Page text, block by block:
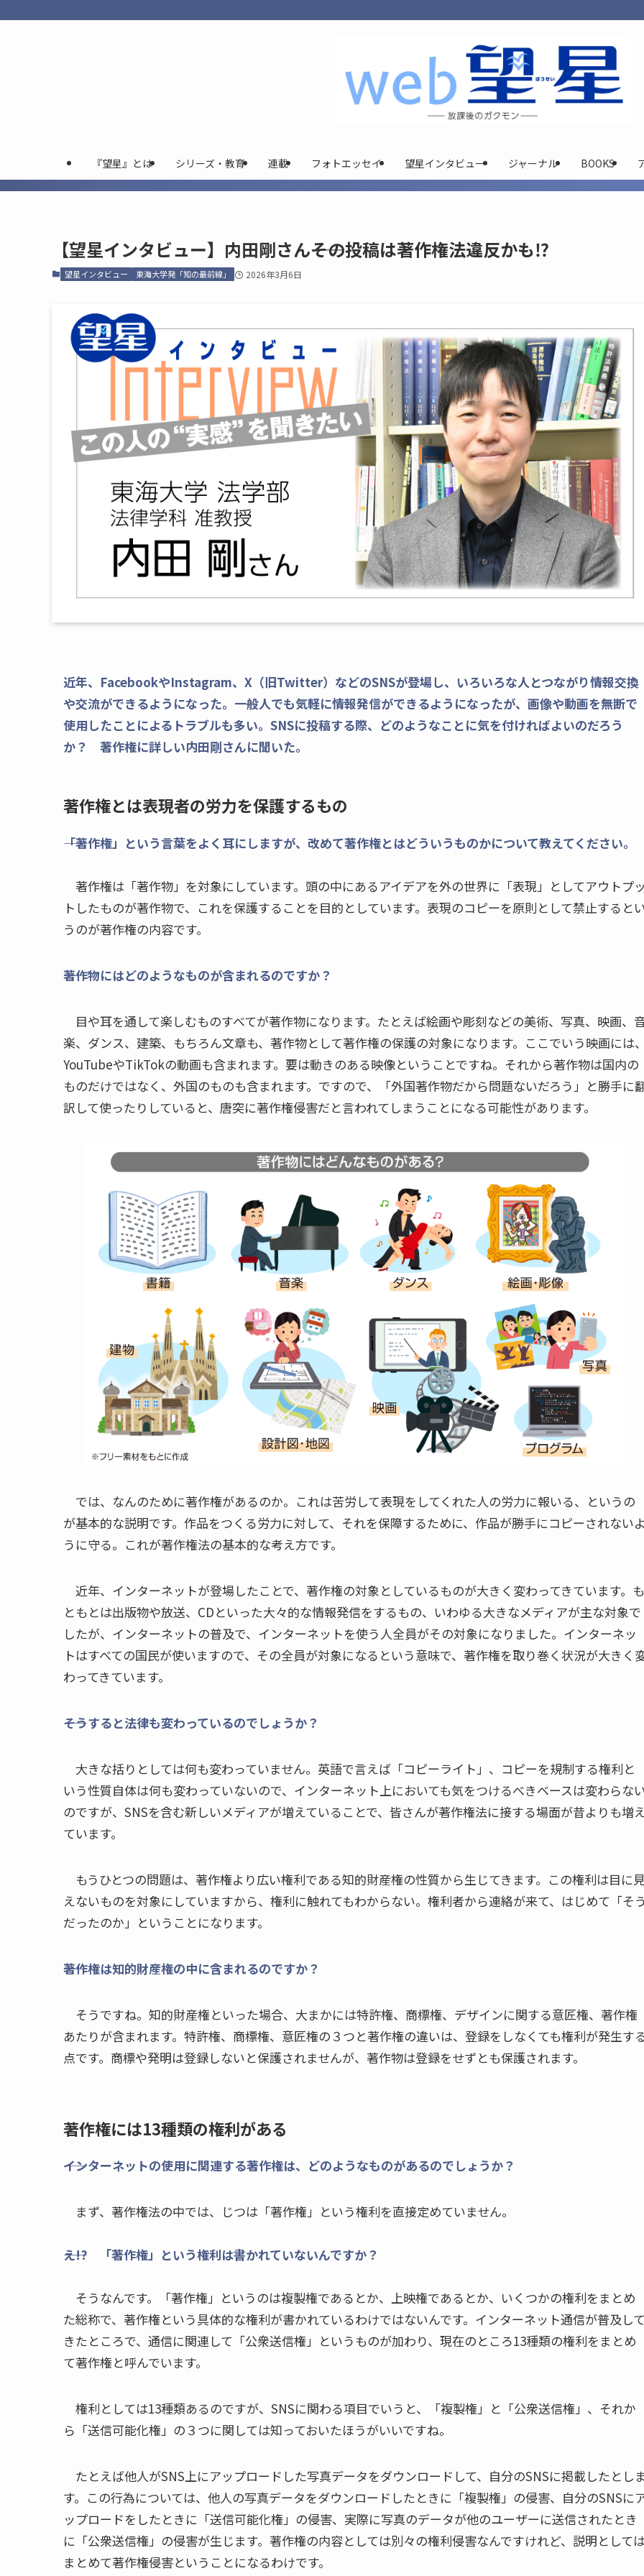
『望星』とは シリーズ・教育 連載 フォトエッセイ 望星インタビュー ジャーナル BOOKS
【望星インタビュー】内田剛さん――その投稿は著作権法違反かも⁉
望星インタビュー 東海大学発「知の最前線」 2026年3月6日
近年、FacebookやInstagram、X（旧Twitter）などのSNSが登場し、いろいろな人とつながり情報交換
や交流ができるようになった。一般人でも気軽に情報発信ができるようになったが、画像や動画を無断で
使用したことによるトラブルも多い。SNSに投稿する際、どのようなことに気を付ければよいのだろう
か？ 著作権に詳しい内田剛さんに聞いた。
著作権とは表現者の労力を保護するもの
――「著作権」という言葉をよく耳にしますが、改めて著作権とはどういうものかについて教えてください。
著作権は「著作物」を対象にしています。頭の中にあるアイデアを外の世界に「表現」としてアウトプ
トしたものが著作物で、これを保護することを目的としています。表現のコピーを原則として禁止すると
うのが著作権の内容です。
――著作物にはどのようなものが含まれるのですか？
目や耳を通して楽しむものすべてが著作物になります。たとえば絵画や彫刻などの美術、写真、映画、
楽、ダンス、建築、もちろん文章も、著作物として著作権の保護の対象になります。ここでいう映画には
YouTubeやTikTokの動画も含まれます。要は動きのある映像ということですね。それから著作物は国内の
ものだけではなく、外国のものも含まれます。ですので、「外国著作物だから問題ないだろう」と勝手に
訳して使ったりしていると、唐突に著作権侵害だと言われてしまうことになる可能性があります。
では、なんのために著作権があるのか。これは苦労して表現をしてくれた人の労力に報いる、というの
が基本的な説明です。作品をつくる労力に対して、それを保障するために、作品が勝手にコピーされない
うに守る。これが著作権法の基本的な考え方です。
近年、インターネットが登場したことで、著作権の対象としているものが大きく変わってきています。も
ともとは出版物や放送、CDといった大々的な情報発信をするもの、いわゆる大きなメディアが主な対象で
したが、インターネットの普及で、インターネットを使う人全員がその対象になりました。インターネッ
トはすべての国民が使いますので、その全員が対象になるという意味で、著作権を取り巻く状況が大きく
わってきています。
――そうすると法律も変わっているのでしょうか？
大きな括りとしては何も変わっていません。英語で言えば「コピーライト」、コピーを規制する権利と
いう性質自体は何も変わっていないので、インターネット上においても気をつけるべきベースは変わらな
のですが、SNSを含む新しいメディアが増えていることで、皆さんが著作権法に接する場面が昔よりも増
ています。
もうひとつの問題は、著作権より広い権利である知的財産権の性質から生じてきます。この権利は目に
えないものを対象にしていますから、権利に触れてもわからない。権利者から連絡が来て、はじめて「そ
だったのか」ということになります。
――著作権は知的財産権の中に含まれるのですか？
そうですね。知的財産権といった場合、大まかには特許権、商標権、デザインに関する意匠権、著作権
あたりが含まれます。特許権、商標権、意匠権の３つと著作権の違いは、登録をしなくても権利が発生す
点です。商標や発明は登録しないと保護されませんが、著作物は登録をせずとも保護されます。
著作権には13種類の権利がある
――インターネットの使用に関連する著作権は、どのようなものがあるのでしょうか？
まず、著作権法の中では、じつは「著作権」という権利を直接定めていません。
――え!? 「著作権」という権利は書かれていないんですか？
そうなんです。「著作権」というのは複製権であるとか、上映権であるとか、いくつかの権利をまとめ
た総称で、著作権という具体的な権利が書かれているわけではないんです。インターネット通信が普及し
きたところで、通信に関連して「公衆送信権」というものが加わり、現在のところ13種類の権利をまとめ
て著作権と呼んでいます。
権利としては13種類あるのですが、SNSに関わる項目でいうと、「複製権」と「公衆送信権」、それか
ら「送信可能化権」の３つに関しては知っておいたほうがいいですね。
たとえば他人がSNS上にアップロードした写真データをダウンロードして、自分のSNSに掲載したとし
す。この行為については、他人の写真データをダウンロードしたときに「複製権」の侵害、自分のSNSに
ップロードをしたときに「送信可能化権」の侵害、実際に写真のデータが他のユーザーに送信されたとき
に「公衆送信権」の侵害が生じます。著作権の内容としては別々の権利侵害なんですけれど、説明として
まとめて著作権侵害ということになるわけです。